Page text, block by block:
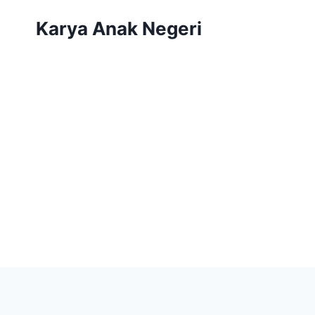
Karya Anak Negeri